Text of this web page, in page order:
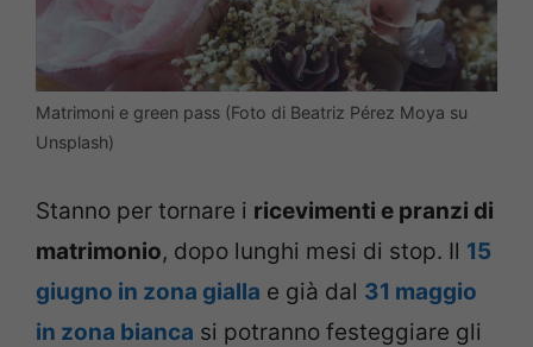
Matrimoni e green pass (Foto di Beatriz Pérez Moya su
Unsplash)
Stanno per tornare i ricevimenti e pranzi di
matrimonio, dopo lunghi mesi di stop. Il 15
giugno in zona gialla e già dal 31 maggio
in zona bianca si potranno festeggiare gli